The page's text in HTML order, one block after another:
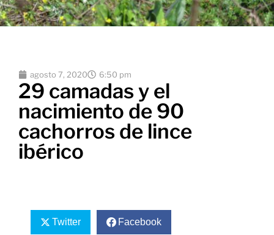
agosto 7, 2020 6:50 pm
29 camadas y el
nacimiento de 90
cachorros de lince
ibérico
Twitter Facebook